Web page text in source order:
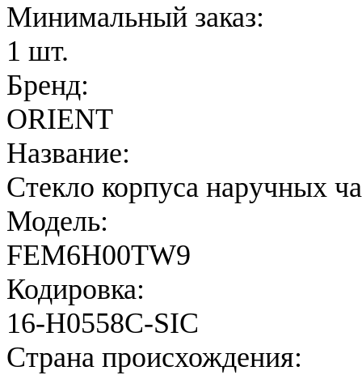
Минимальный заказ:
1 шт.
Бренд:
ORIENT
Название:
Стекло корпуса наручных
Модель:
FEM6H00TW9
Кодировка:
16-H0558C-SIC
Страна происхождения: